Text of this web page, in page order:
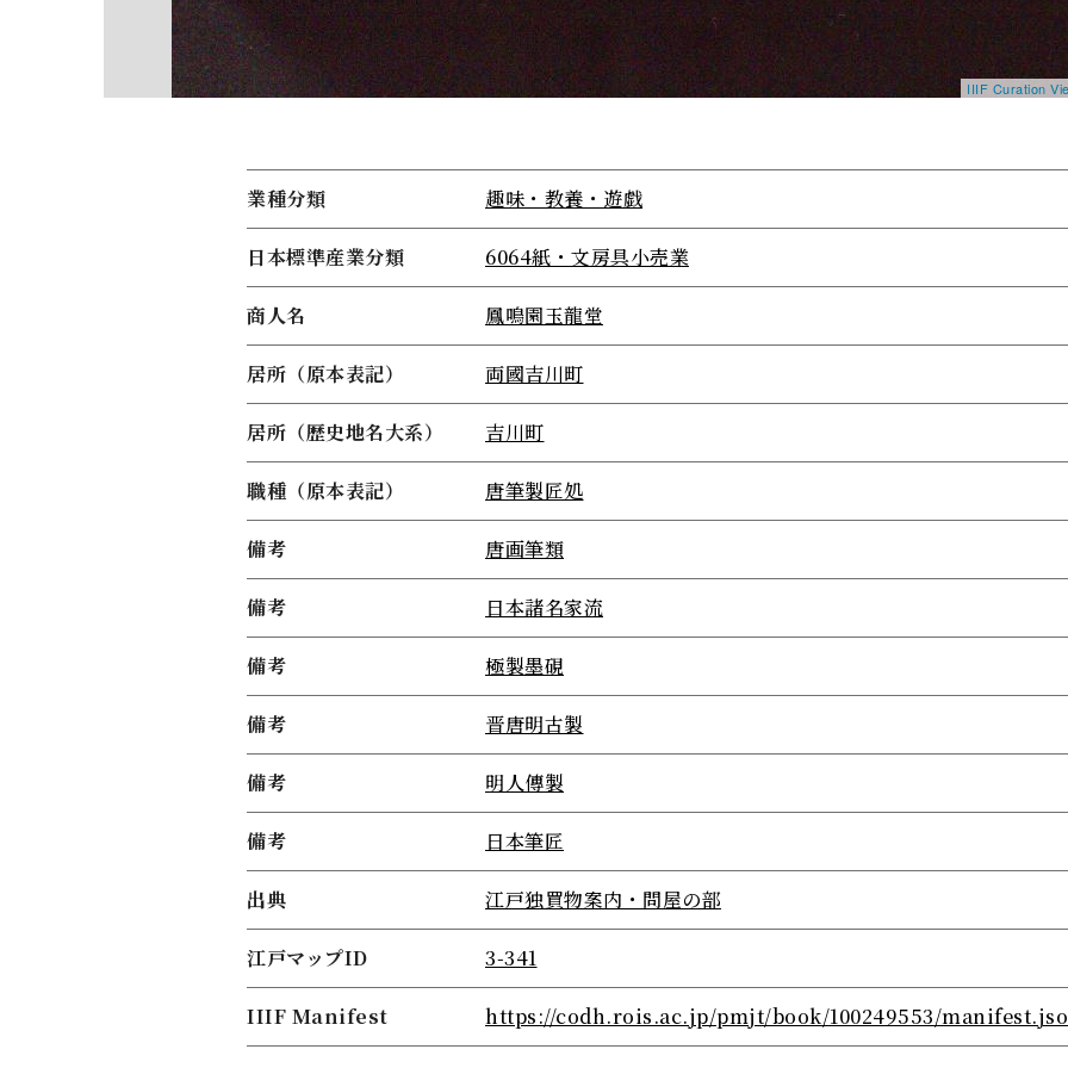
IIIF Curation
業種分類 趣味・教養・遊戯
日本標準産業分類 6064紙・文房具小売業
商人名 鳳鳴園玉龍堂
居所（原本表記） 両國吉川町
居所（歴史地名大系） 吉川町
職種（原本表記） 唐筆製匠処
備考 唐画筆類
備考 日本諸名家流
備考 極製墨硯
備考 晋唐明古製
備考 明人傳製
備考 日本筆匠
出典 江戸独買物案内・問屋の部
江戸マップID 3-341
IIIF Manifest https://codh.rois.ac.jp/pmjt/book/100249553/